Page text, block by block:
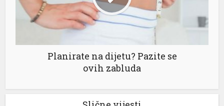
Planirate na dijetu? Pazite se
ovih zabluda